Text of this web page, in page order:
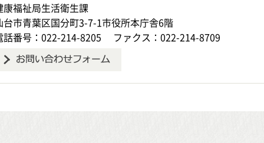
康福祉局生活衛生課
台市青葉区国分町3-7-1市役所本庁舎6階
話番号：022-214-8205
ファクス：022-214-8709